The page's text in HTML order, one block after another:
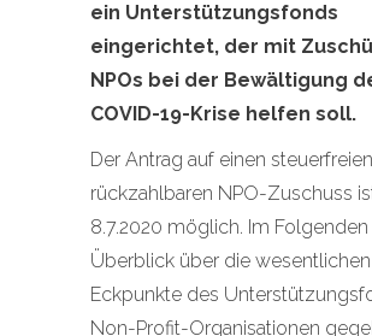
ein Unterstützungsfonds
eingerichtet, der mit
NPOs bei der Bewältigung
COVID-19-Krise helfen soll.
Der Antrag auf einen
rückzahlbaren NPO-Zuschuss
8.7.2020 möglich. Im
Überblick über die wesentlichen
Eckpunkte des
Non-Profit-Organisationen